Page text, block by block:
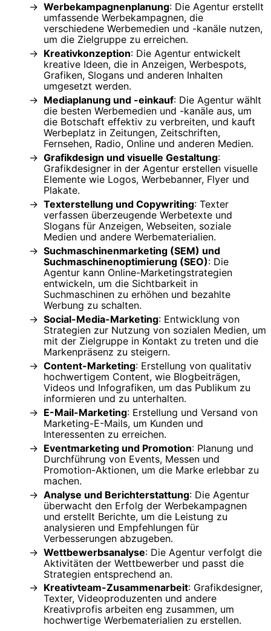
Werbekampagnenplanung: Die Agentur erstellt
umfassende Werbekampagnen, die
verschiedene Werbemedien und -kanäle nutzen,
um die Zielgruppe zu erreichen.
Kreativkonzeption: Die Agentur entwickelt
kreative Ideen, die in Anzeigen, Werbespots,
Grafiken, Slogans und anderen Inhalten
umgesetzt werden.
Mediaplanung und -einkauf: Die Agentur wählt
die besten Werbemedien und -kanäle aus, um
die Botschaft effektiv zu verbreiten, und kauft
Werbeplatz in Zeitungen, Zeitschriften,
Fernsehen, Radio, Online und anderen Medien.
Grafikdesign und visuelle Gestaltung:
Grafikdesigner in der Agentur erstellen visuelle
Elemente wie Logos, Werbebanner, Flyer und
Plakate.
Texterstellung und Copywriting: Texter
verfassen überzeugende Werbetexte und
Slogans für Anzeigen, Webseiten, soziale
Medien und andere Werbematerialien.
Suchmaschinenmarketing (SEM) und
Suchmaschinenoptimierung (SEO): Die
Agentur kann Online-Marketingstrategien
entwickeln, um die Sichtbarkeit in
Suchmaschinen zu erhöhen und bezahlte
Werbung zu schalten.
Social-Media-Marketing: Entwicklung von
Strategien zur Nutzung von sozialen Medien, um
mit der Zielgruppe in Kontakt zu treten und die
Markenpräsenz zu steigern.
Content-Marketing: Erstellung von qualitativ
hochwertigem Content, wie Blogbeiträgen,
Videos und Infografiken, um das Publikum zu
informieren und zu unterhalten.
E-Mail-Marketing: Erstellung und Versand von
Marketing-E-Mails, um Kunden und
Interessenten zu erreichen.
Eventmarketing und Promotion: Planung und
Durchführung von Events, Messen und
Promotion-Aktionen, um die Marke erlebbar zu
machen.
Analyse und Berichterstattung: Die Agentur
überwacht den Erfolg der Werbekampagnen
und erstellt Berichte, um die Leistung zu
analysieren und Empfehlungen für
Verbesserungen abzugeben.
Wettbewerbsanalyse: Die Agentur verfolgt die
Aktivitäten der Wettbewerber und passt die
Strategien entsprechend an.
Kreativteam-Zusammenarbeit: Grafikdesigner,
Texter, Videoproduzenten und andere
Kreativprofis arbeiten eng zusammen, um
hochwertige Werbematerialien zu erstellen.